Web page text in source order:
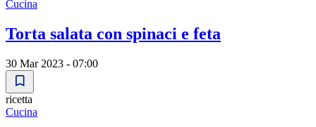
Cucina
Torta salata con spinaci e feta
30 Mar 2023 - 07:00
ricetta
Cucina